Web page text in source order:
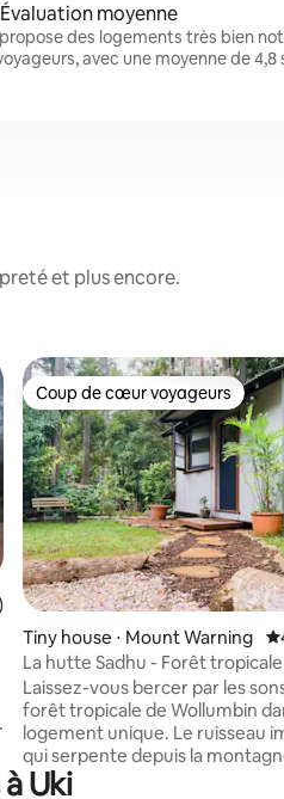
moyenne
des logements très bien
avec une moyenne de 4,8
et plus encore.
sur 5sur la base de 104
Coup de cœur voyageurs
Coup de cœur voyageurs
Tiny house ⋅ Mount Warning
La hutte Sadhu - Forêt
Wollumbin
Laissez-vous bercer par les
forêt tropicale de Wollumbin
logement unique. Le ruisseau
qui serpente depuis la
quelques mètres de la cabane
Uki